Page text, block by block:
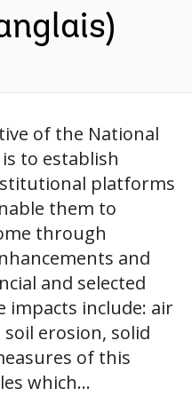
of the National
to establish
platforms
them to
through
and
and selected
impacts include: air
erosion, solid
of this
which...